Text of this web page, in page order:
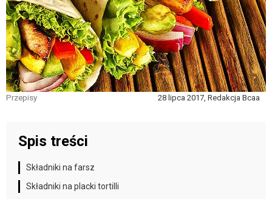
Przepisy 28 lipca 2017, Redakcja Bcaa
Spis treści
Składniki na farsz
Składniki na placki tortilli